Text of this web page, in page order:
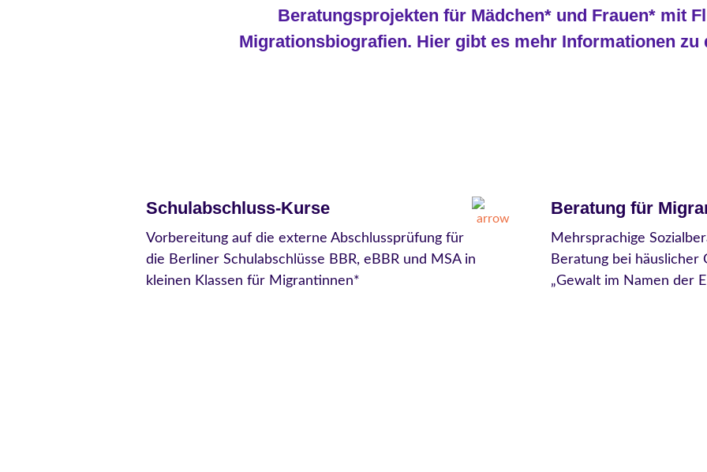
Beratungsprojekten für Mädchen* und Frauen* mit
Migrationsbiografien. Hier gibt es mehr Informationen zu
Schulabschluss-Kurse
Vorbereitung auf die externe Abschlussprüfung für
die Berliner Schulabschlüsse BBR, eBBR und MSA in
kleinen Klassen für Migrantinnen*
Beratung für
Mehrsprachige
Beratung bei häuslicher
„Gewalt im Namen der